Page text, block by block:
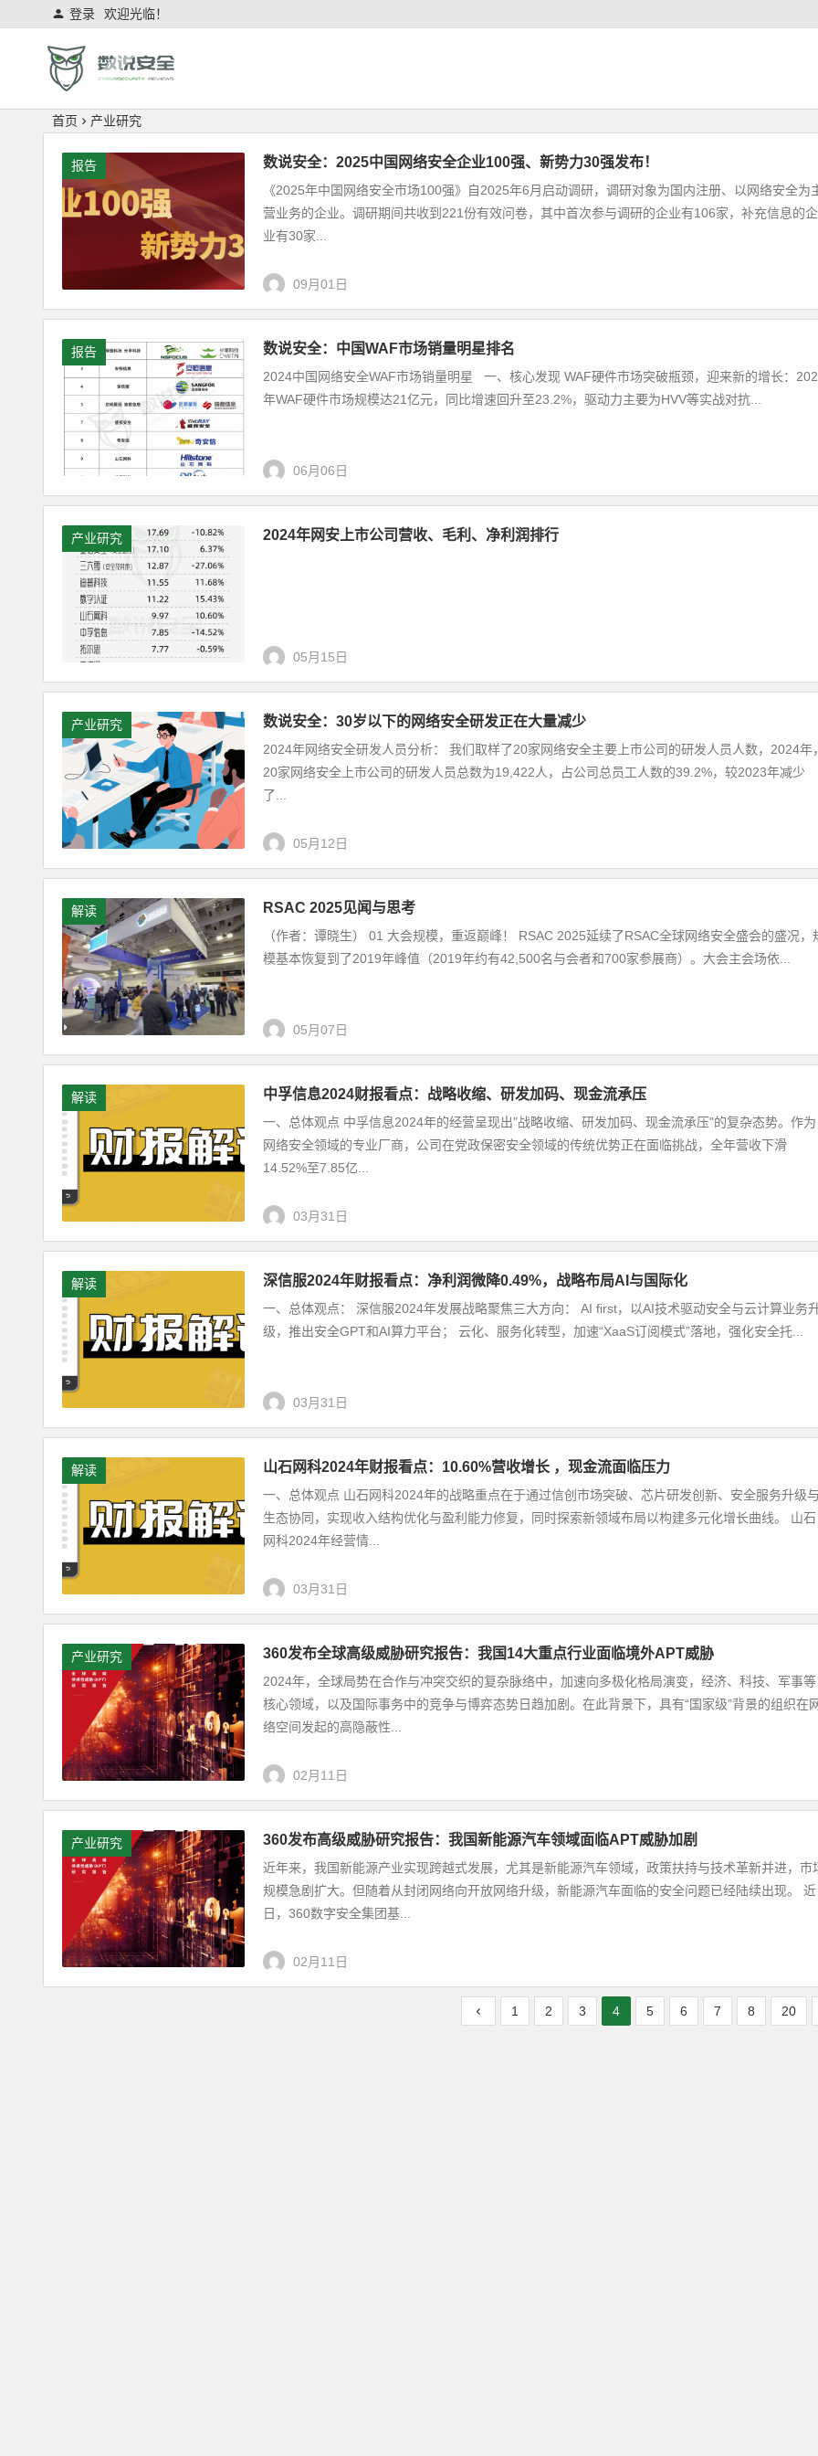
欢迎光临！
登录
首页 产业研究
报告 数说安全：2025中国网络安全企业100强、新势力30强发布！
《2025年中国网络安全市场100强》自2025年6月启动调研，调研对象为国内注册、以网络安全为
营业务的企业。调研期间共收到221份有效问卷，其中首次参与调研的企业有106家，补充信息的企
业有30家...
09月01日
报告 数说安全：中国WAF市场销量明星排名
2024中国网络安全WAF市场销量明星 一、核心发现 WAF硬件市场突破瓶颈，迎来新的增长：
年WAF硬件市场规模达21亿元，同比增速回升至23.2%，驱动力主要为HVV等实战对抗...
06月06日
产业研究 2024年网安上市公司营收、毛利、净利润排行
05月15日
产业研究 数说安全：30岁以下的网络安全研发正在大量减少
2024年网络安全研发人员分析： 我们取样了20家网络安全主要上市公司的研发人员人数，2024年
20家网络安全上市公司的研发人员总数为19,422人，占公司总员工人数的39.2%，较2023年减少
了...
05月12日
解读 RSAC 2025见闻与思考
（作者：谭晓生） 01 大会规模，重返巅峰！ RSAC 2025延续了RSAC全球网络安全盛会的盛况，
模基本恢复到了2019年峰值（2019年约有42,500名与会者和700家参展商）。大会主会场依...
05月07日
解读 中孚信息2024财报看点：战略收缩、研发加码、现金流承压
一、总体观点 中孚信息2024年的经营呈现出"战略收缩、研发加码、现金流承压"的复杂态势。作为
网络安全领域的专业厂商，公司在党政保密安全领域的传统优势正在面临挑战，全年营收下滑
14.52%至7.85亿...
03月31日
解读 深信服2024年财报看点：净利润微降0.49%，战略布局AI与国际化
一、总体观点： 深信服2024年发展战略聚焦三大方向： AI first，以AI技术驱动安全与云计算业务
级，推出安全GPT和AI算力平台； 云化、服务化转型，加速“XaaS订阅模式”落地，强化安全托...
03月31日
解读 山石网科2024年财报看点：10.60%营收增长 ，现金流面临压力
一、总体观点 山石网科2024年的战略重点在于通过信创市场突破、芯片研发创新、安全服务升级
生态协同，实现收入结构优化与盈利能力修复，同时探索新领域布局以构建多元化增长曲线。 山石
网科2024年经营情...
03月31日
产业研究 360发布全球高级威胁研究报告：我国14大重点行业面临境外APT威胁
2024年，全球局势在合作与冲突交织的复杂脉络中，加速向多极化格局演变，经济、科技、军事等
核心领域，以及国际事务中的竞争与博弈态势日趋加剧。在此背景下，具有“国家级”背景的组织在
络空间发起的高隐蔽性...
02月11日
产业研究 360发布高级威胁研究报告：我国新能源汽车领域面临APT威胁加剧
近年来，我国新能源产业实现跨越式发展，尤其是新能源汽车领域，政策扶持与技术革新并进，市
规模急剧扩大。但随着从封闭网络向开放网络升级，新能源汽车面临的安全问题已经陆续出现。 近
日，360数字安全集团基...
02月11日
1 2 3 4 5 6 7 8 20